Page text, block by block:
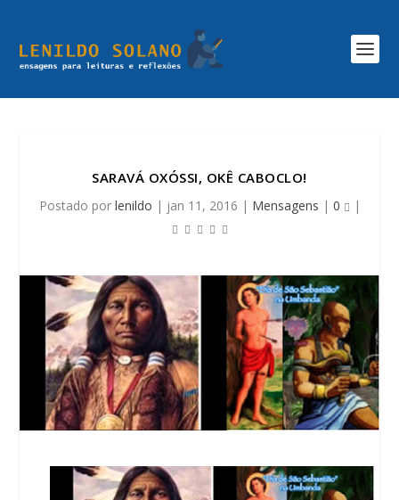
SARAVÁ OXÓSSI, OKÊ CABOCLO!
Postado por lenildo | jan 11, 2016 | Mensagens | 0 |